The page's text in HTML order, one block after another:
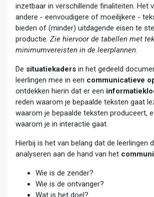
inzetbaar in verschillende finaliteiten. Het
andere - eenvoudigere of moeilijkere -
bieden of (minder) uitdagende eisen te
productie.​ Zie hiervoor de tabellen met
minimumvereisten in de leerplannen.
De situatiekaders in het gedeeld
leerlingen mee in een communicatieve
ontdekken hierin dat er een
reden waarom je bepaalde teksten gaat
waarom je bepaalde teksten produceert,
waarom je in interactie gaat. ​
Hierbij is het van belang dat de leerlingen
analyseren aan de hand van het
Wie is de zender?
Wie is de ontvanger?
Wat is het doel?